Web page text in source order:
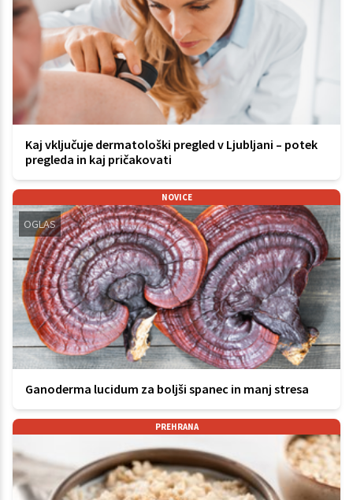
Kaj vključuje dermatološki pregled v Ljubljani – potek
pregleda in kaj pričakovati
NOVICE
OGLAS
Ganoderma lucidum za boljši spanec in manj stresa
PREHRANA